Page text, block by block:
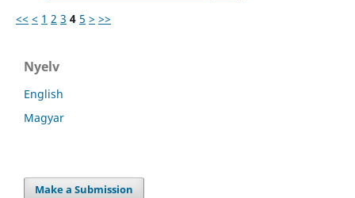
<< < 1 2 3 4 5 > >>
Nyelv
English
Magyar
Make a Submission